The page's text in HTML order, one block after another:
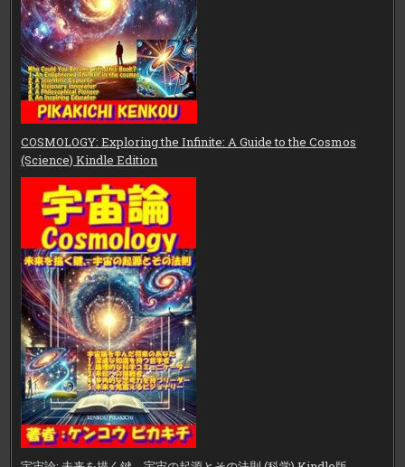
COSMOLOGY: Exploring the Infinite: A Guide to the Cosmos
(Science) Kindle Edition